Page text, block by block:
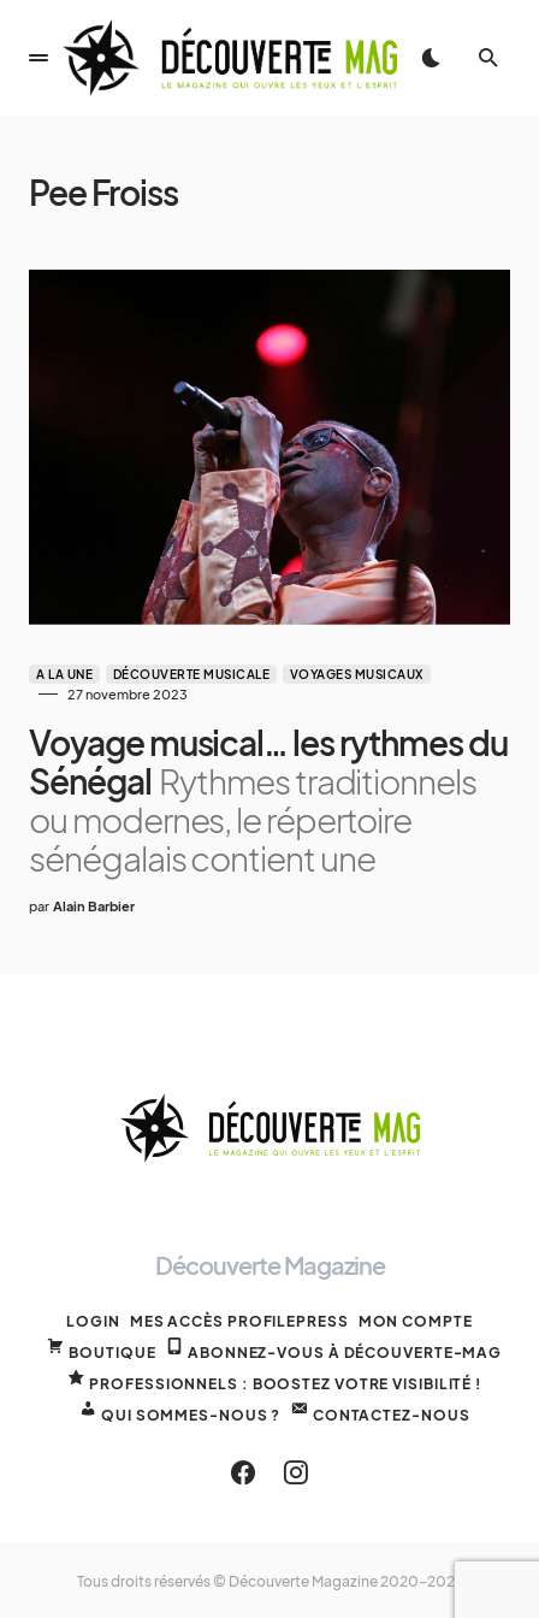
Pee Froiss
A LA UNE DÉCOUVERTE MUSICALE VOYAGES MUSICAUX
27 novembre 2023
Voyage musical… les rythmes du
Sénégal Rythmes traditionnels
ou modernes, le répertoire
sénégalais contient une
par Alain Barbier
Découverte Magazine
LOGIN MES ACCÈS PROFILEPRESS MON COMPTE
BOUTIQUE
ABONNEZ-VOUS À DÉCOUVERTE-MAG
PROFESSIONNELS : BOOSTEZ VOTRE VISIBILITÉ !
QUI SOMMES-NOUS ?
CONTACTEZ-NOUS
Tous droits réservés © Découverte Magazine 2020-2025